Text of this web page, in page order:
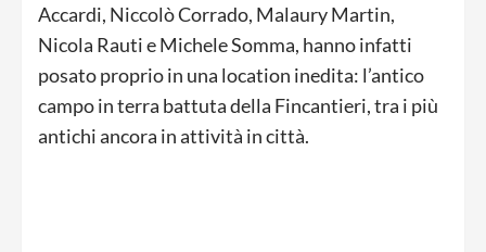
Accardi, Niccolò Corrado, Malaury Martin,
Nicola Rauti e Michele Somma, hanno infatti
posato proprio in una location inedita: l’antico
campo in terra battuta della Fincantieri, tra i più
antichi ancora in attività in città.